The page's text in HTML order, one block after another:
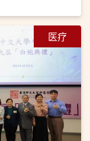
医疗